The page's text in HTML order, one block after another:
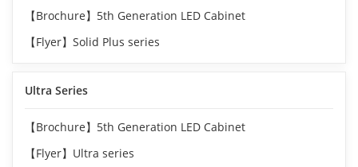
【Brochure】5th Generation LED Cabinet
【Flyer】Solid Plus series
Ultra Series
【Brochure】5th Generation LED Cabinet
【Flyer】Ultra series